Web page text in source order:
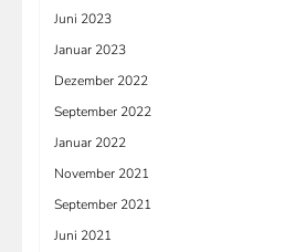
Juni 2023
Januar 2023
Dezember 2022
September 2022
Januar 2022
November 2021
September 2021
Juni 2021